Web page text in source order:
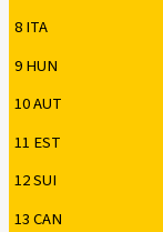
8 ITA
9 HUN
10 AUT
11 EST
12 SUI
13 CAN